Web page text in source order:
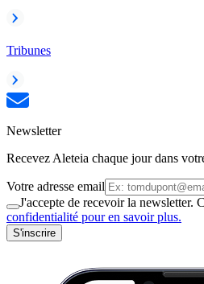
Tribunes
Newsletter
Recevez Aleteia chaque jour dans
Votre adresse email
J'accepte de recevoir la newsletter.
confidentialité pour en savoir plus.
S'inscrire